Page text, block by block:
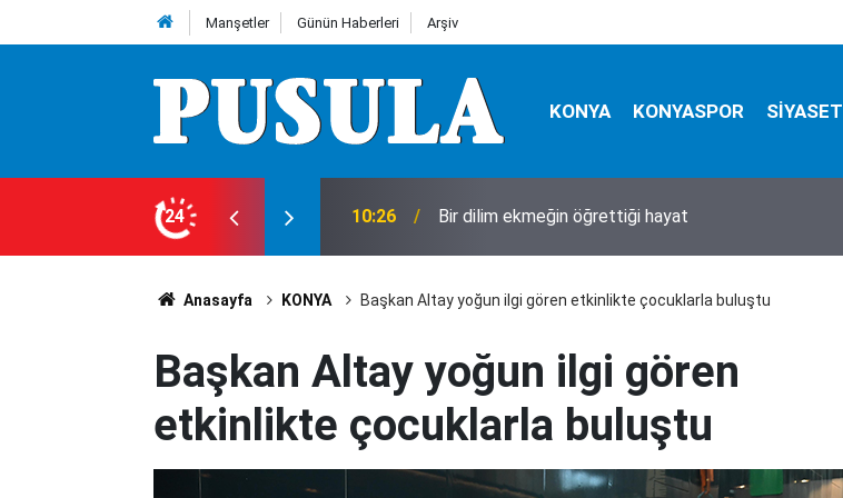
Manşetler Günün Haberleri Arşiv
KONYA KONYASPOR SİYASET
24 02:09 Muharrem İnce CHP'ye aday mı oldu?
Anasayfa KONYA Başkan Altay yoğun ilgi gören etkinlikte çocuklarla buluştu
Başkan Altay yoğun ilgi gören
etkinlikte çocuklarla buluştu